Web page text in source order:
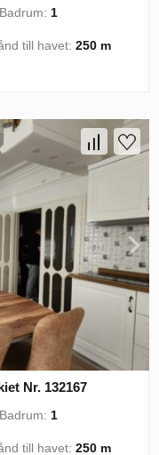
Badrum: 1
till havet:250 m
Nr. 132167
Badrum:1
till havet:250 m